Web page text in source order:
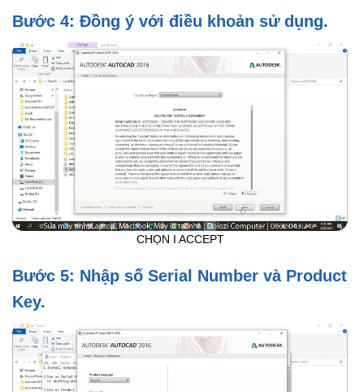
Bước 4: Đồng ý với điều khoản sử dụng.
CHỌN I ACCEPT
Bước 5: Nhập số Serial Number và Product
Key.